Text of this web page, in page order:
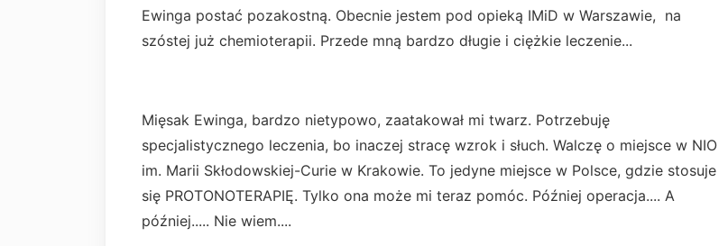
Ewinga postać pozakostną. Obecnie jestem pod opieką IMiD w Warszawie, na
szóstej już chemioterapii. Przede mną bardzo długie i ciężkie leczenie...
Mięsak Ewinga, bardzo nietypowo, zaatakował mi twarz. Potrzebuję
specjalistycznego leczenia, bo inaczej stracę wzrok i słuch. Walczę o miejsce w NIO
im. Marii Skłodowskiej-Curie w Krakowie. To jedyne miejsce w Polsce, gdzie stosuje
się PROTONOTERAPIĘ. Tylko ona może mi teraz pomóc. Później operacja.... A
później..... Nie wiem....